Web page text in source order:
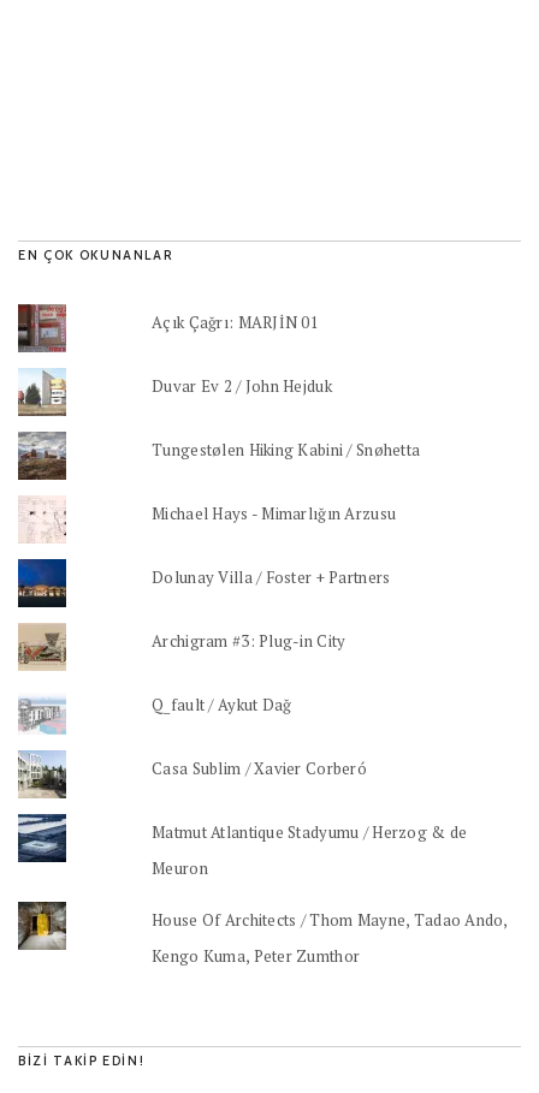
EN ÇOK OKUNANLAR
Açık Çağrı: MARJİN 01
Duvar Ev 2 / John Hejduk
Tungestølen Hiking Kabini / Snøhetta
Michael Hays - Mimarlığın Arzusu
Dolunay Villa / Foster + Partners
Archigram #3: Plug-in City
Q_fault / Aykut Dağ
Casa Sublim / Xavier Corberó
Matmut Atlantique Stadyumu / Herzog & de
Meuron
House Of Architects / Thom Mayne, Tadao Ando,
Kengo Kuma, Peter Zumthor
BIZI TAKIP EDIN!